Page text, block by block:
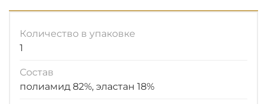
Количество в упаковке
1
Состав
полиамид 82%, эластан 18%